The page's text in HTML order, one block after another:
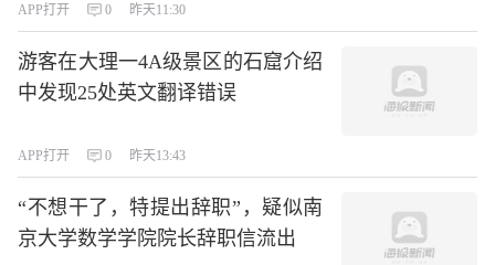
APP打开 0 昨天11:30
游客在大理一4A级景区的石窟介绍
中发现25处英文翻译错误
APP打开 0 昨天13:43
“不想干了，特提出辞职”，疑似南
京大学数学学院院长辞职信流出